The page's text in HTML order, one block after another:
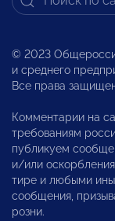
© 2023
и среднего
Все права
Комментарии на
требованиям
публикуем
и/или
тире и любыми
сообщения,
розни.